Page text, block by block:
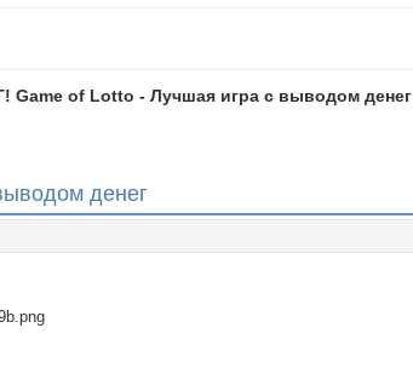
of Lotto - Лучшая игра с выводом денег
денег